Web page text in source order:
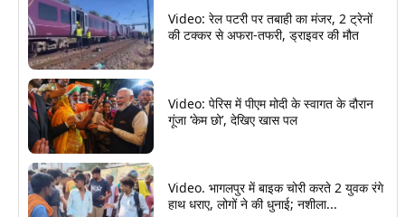
Video: रेल पटरी पर तबाही का मंजर, 2 ट्रेनों
की टक्कर से अफरा-तफरी, ड्राइवर की मौत
Video: पेरिस में पीएम मोदी के स्वागत के दौरान
गूंजा ‘केम छो’, देखिए खास पल
Video. भागलपुर में बाइक चोरी करते 2 युवक रंगे
हाथ धराए, लोगों ने की धुनाई; नशीला...